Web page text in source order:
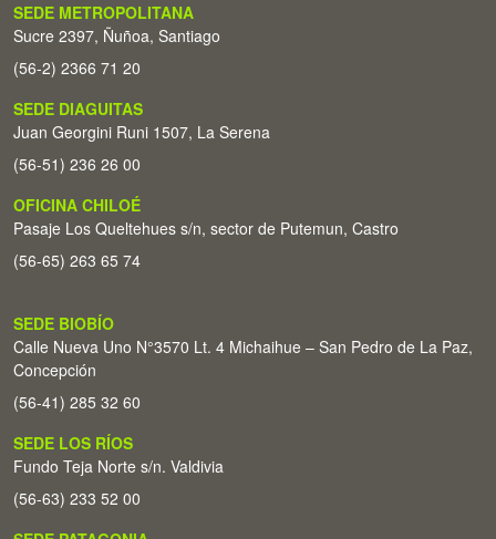
SEDE METROPOLITANA
Sucre 2397, Ñuñoa, Santiago
(56-2) 2366 71 20
SEDE DIAGUITAS
Juan Georgini Runi 1507, La Serena
(56-51) 236 26 00
OFICINA CHILOÉ
Pasaje Los Queltehues s/n, sector de Putemun, Castro
(56-65) 263 65 74
SEDE BIOBÍO
Calle Nueva Uno N°3570 Lt. 4 Michaihue – San Pedro de La Paz,
Concepción
(56-41) 285 32 60
SEDE LOS RÍOS
Fundo Teja Norte s/n. Valdivia
(56-63) 233 52 00